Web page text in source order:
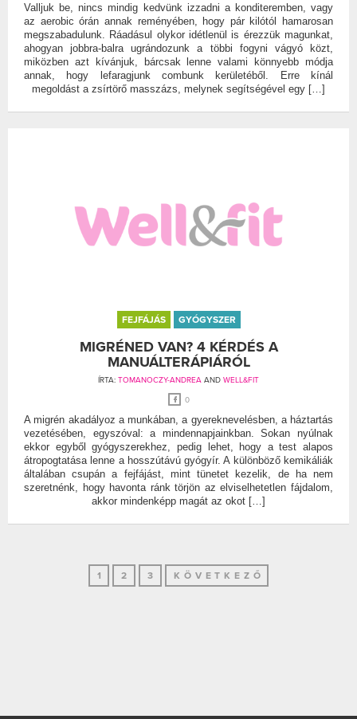
Valljuk be, nincs mindig kedvünk izzadni a konditeremben, vagy
az aerobic órán annak reményében, hogy pár kilótól hamarosan
megszabadulunk. Ráadásul olykor idétlenül is érezzük magunkat,
ahogyan jobbra-balra ugrándozunk a többi fogyni vágyó közt,
miközben azt kívánjuk, bárcsak lenne valami könnyebb módja
annak, hogy lefaragjunk combunk kerületéből. Erre kínál
megoldást a zsírtörő masszázs, melynek segítségével egy […]
FEJFÁJÁS GYÓGYSZER
MIGRÉNED VAN? 4 KÉRDÉS A
MANUÁLTERÁPIÁRÓL
ÍRTA: TOMANOCZY-ANDREA AND WELL&FIT
0
A migrén akadályoz a munkában, a gyereknevelésben, a háztartás
vezetésében, egyszóval: a mindennapjainkban. Sokan nyúlnak
ekkor egyből gyógyszerekhez, pedig lehet, hogy a test alapos
átropogtatása lenne a hosszútávú gyógyír. A különböző kemikáliák
általában csupán a fejfájást, mint tünetet kezelik, de ha nem
szeretnénk, hogy havonta ránk törjön az elviselhetetlen fájdalom,
akkor mindenképp magát az okot […]
1 2 3 KÖVETKEZŐ